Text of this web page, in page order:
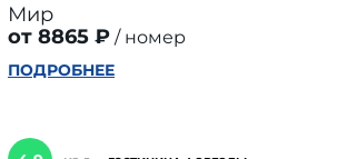
Мир
от 8865 ₽
номер
ПОДРОБНЕЕ